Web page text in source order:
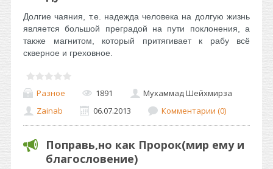
Долгие чаяния, т.е. надежда человека на долгую жизнь
является большой преградой на пути поклонения, а
также магнитом, который притягивает к рабу всё
скверное и греховное.
Разное 1891
Мухаммад Шейхмирза
Zainab
06.07.2013 Комментарии (0)
Поправь,но как Пророк(мир ему и
благословение)